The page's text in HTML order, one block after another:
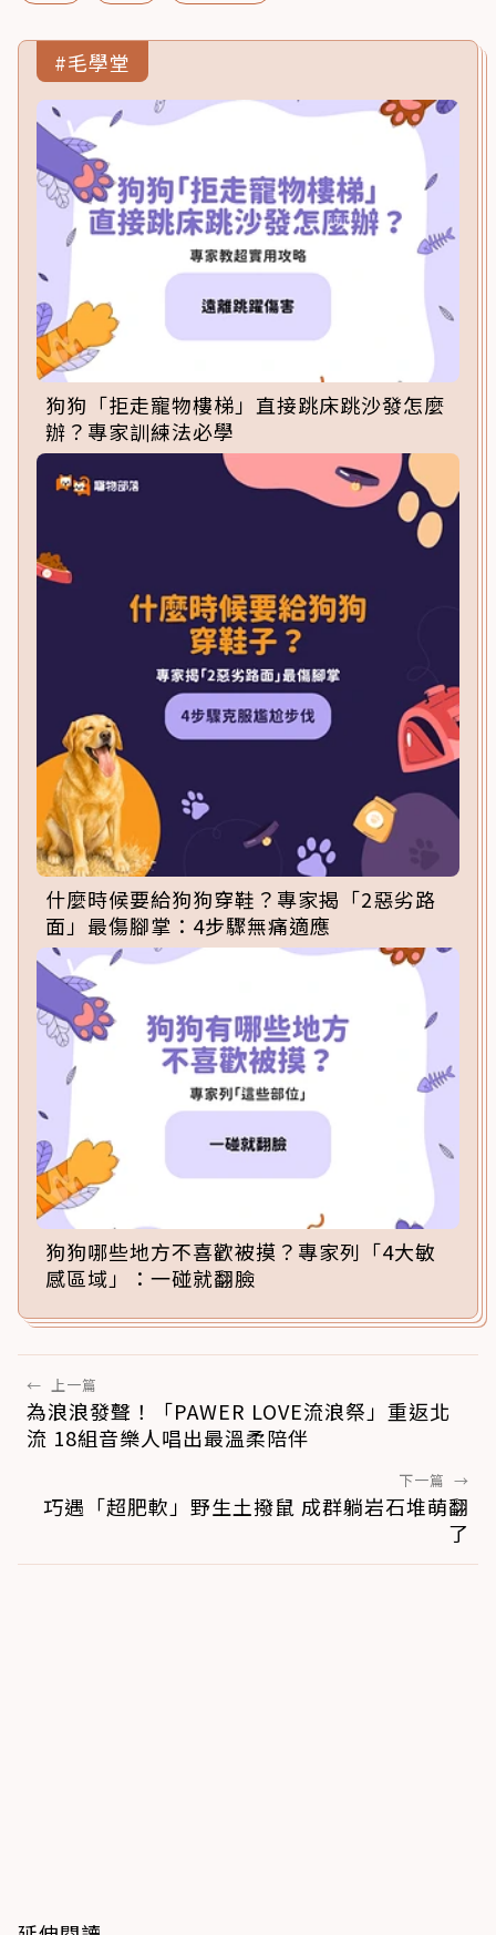
#毛學堂
狗狗「拒走寵物樓梯」直接跳床跳沙發怎麼
辦？專家訓練法必學
什麼時候要給狗狗穿鞋？專家揭「2惡劣路
面」最傷腳掌：4步驟無痛適應
狗狗哪些地方不喜歡被摸？專家列「4大敏
感區域」：一碰就翻臉
← 上一篇
為浪浪發聲！「PAWER LOVE流浪祭」重返北
流 18組音樂人唱出最溫柔陪伴
下一篇 →
巧遇「超肥軟」野生土撥鼠 成群躺岩石堆萌翻
了